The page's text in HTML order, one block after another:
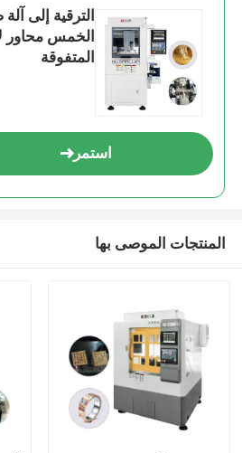
الترقية إلى
الخمس محاور
المتفوقة
استمر
المنتجات الموصى بها